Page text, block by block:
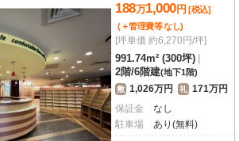
188万1,000円 [税込]
(＋管理費等なし)
[坪単価 約6,270円/坪]
991.74m² (300坪)
2階/6階建(地下1階)
敷 1,026万円 礼 171万円
保証金
なし
駐車場
あり(無料)